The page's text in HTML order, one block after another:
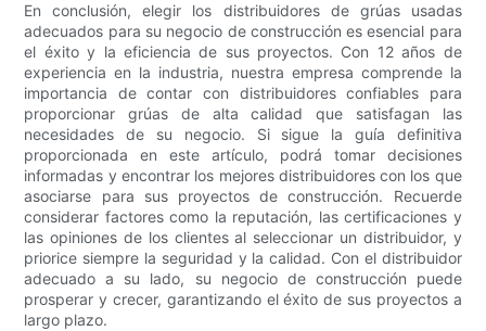
En conclusión, elegir los distribuidores de grúas usadas
adecuados para su negocio de construcción es esencial para
el éxito y la eficiencia de sus proyectos. Con 12 años de
experiencia en la industria, nuestra empresa comprende la
importancia de contar con distribuidores confiables para
proporcionar grúas de alta calidad que satisfagan las
necesidades de su negocio. Si sigue la guía definitiva
proporcionada en este artículo, podrá tomar decisiones
informadas y encontrar los mejores distribuidores con los que
asociarse para sus proyectos de construcción. Recuerde
considerar factores como la reputación, las certificaciones y
las opiniones de los clientes al seleccionar un distribuidor, y
priorice siempre la seguridad y la calidad. Con el distribuidor
adecuado a su lado, su negocio de construcción puede
prosperar y crecer, garantizando el éxito de sus proyectos a
largo plazo.